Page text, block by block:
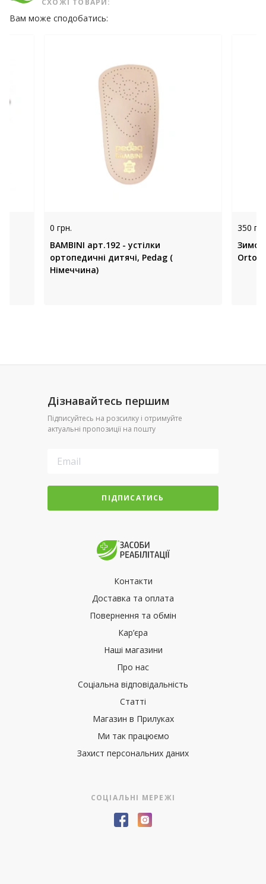
СХОЖІ ТОВАРИ:
Вам може сподобатись:
0 грн.
BAMBINI арт.192 - устілки
ортопедичні дитячі, Pedag (
Німеччина)
350
Дізнавайтесь першим
Підписуйтесь на розсилку і отримуйте
актуальні пропозиції на пошту
ПІДПИСАТИСЬ
Контакти
Доставка та оплата
Повернення та обмін
Кар’єра
Наші магазини
Про нас
Соціальна відповідальність
Статті
Магазин в Прилуках
Ми так працюємо
Захист персональних даних
СОЦІАЛЬНІ МЕРЕЖІ